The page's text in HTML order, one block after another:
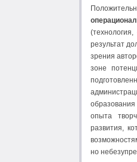
результат
зрения
зоне
опыта
развития,
но